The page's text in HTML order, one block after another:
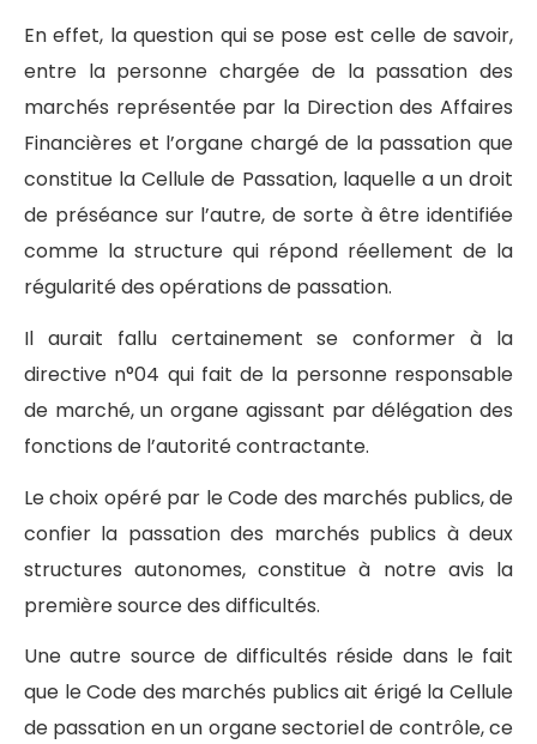
En effet, la question qui se pose est celle de savoir,
entre la personne chargée de la passation des
marchés représentée par la Direction des Affaires
Financières et l’organe chargé de la passation que
constitue la Cellule de Passation, laquelle a un droit
de préséance sur l’autre, de sorte à être identifiée
comme la structure qui répond réellement de la
régularité des opérations de passation.
Il aurait fallu certainement se conformer à la
directive n°04 qui fait de la personne responsable
de marché, un organe agissant par délégation des
fonctions de l’autorité contractante.
Le choix opéré par le Code des marchés publics, de
confier la passation des marchés publics à deux
structures autonomes, constitue à notre avis la
première source des difficultés.
Une autre source de difficultés réside dans le fait
que le Code des marchés publics ait érigé la Cellule
de passation en un organe sectoriel de contrôle, ce